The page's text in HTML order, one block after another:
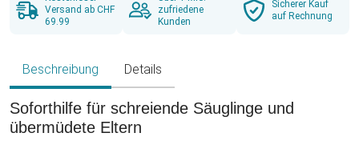
Versand ab CHF
69.99
zufriedene
Kunden
Sicherer Kauf
auf Rechnung
Beschreibung Details
Soforthilfe für schreiende Säuglinge und
übermüdete Eltern